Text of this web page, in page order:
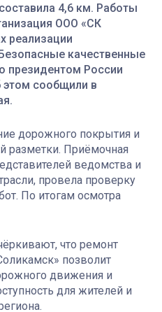
4,6 км. Работы
ООО «СК
реализации
качественные
президентом России
сообщили в
дорожного покрытия и
разметки. Приёмочная
ведомства и
провела проверку
По итогам осмотра
что ремонт
позволит
движения и
для жителей и